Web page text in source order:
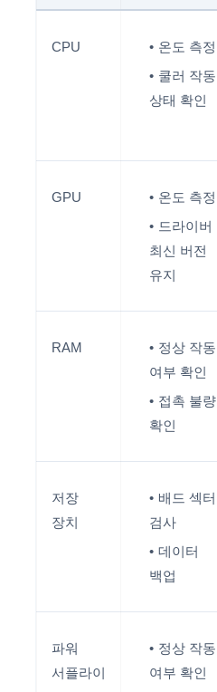
CPU
온도 측정
쿨러 작동
상태 확인
GPU
온도 측정
드라이버
최신 버전
유지
RAM
정상 작동
여부 확인
접촉 불량
확인
저장
장치
배드 섹터
검사
데이터
백업
파워
서플라이
정상 작동
여부 확인